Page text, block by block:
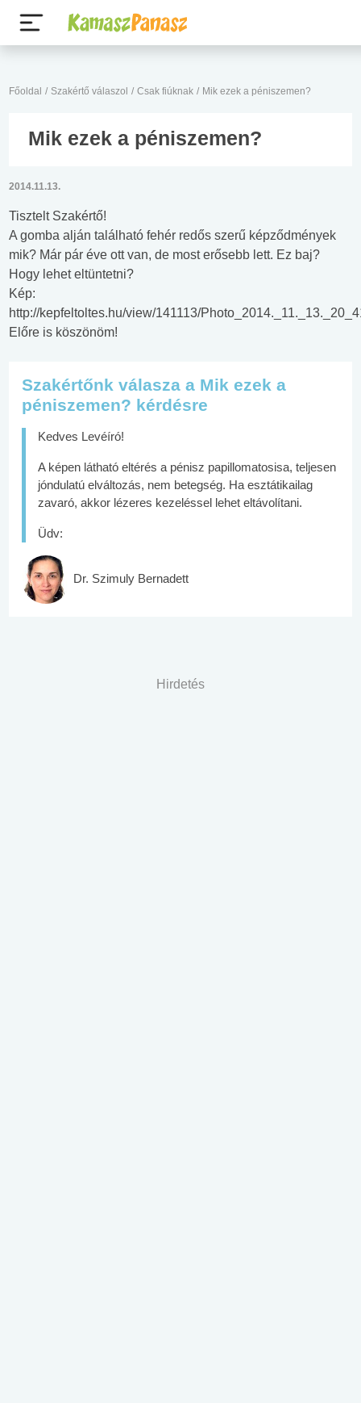
Főoldal / Szakértő válaszol / Csak fiúknak / Mik ezek a péniszemen?
Mik ezek a péniszemen?
2014.11.13.
Tisztelt Szakértő!
A gomba alján található fehér redős szerű képződmények
mik? Már pár éve ott van, de most erősebb lett. Ez baj?
Hogy lehet eltüntetni?
Kép:
http://kepfeltoltes.hu/view/141113/
Előre is köszönöm!
Szakértőnk válasza a Mik ezek a
péniszemen? kérdésre
Kedves Levéíró!
A képen látható eltérés a pénisz papillomatosisa, teljesen
jóndulatú elváltozás, nem betegség. Ha esztátikailag
zavaró, akkor lézeres kezeléssel lehet eltávolítani.
Üdv:
Dr. Szimuly Bernadett
Hirdetés